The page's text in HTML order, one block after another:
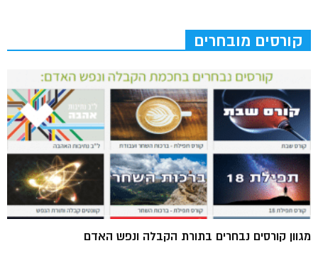
קורסים מובחרים
מגוון קורסים נבחרים בתורת הקבלה ונפש האדם